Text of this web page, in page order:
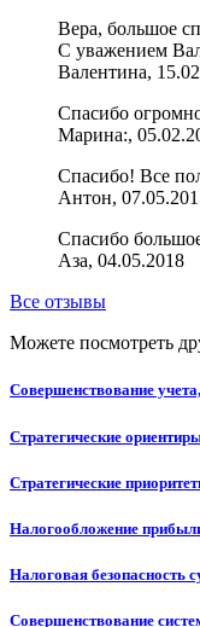
Вера, большое
С уважением
Валентина,
Спасибо
Марина:,
Спасибо! Все
Антон,
Спасибо
Аза, 04.05.2018
Все отзывы
Можете посмотреть
Совершенствование
Стратегические
Стратегические
Налогообложение
Налоговая безопасность
Совершенствование